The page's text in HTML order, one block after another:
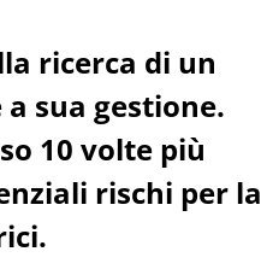
ricerca di un
sua gestione.
10 volte più
rischi per la